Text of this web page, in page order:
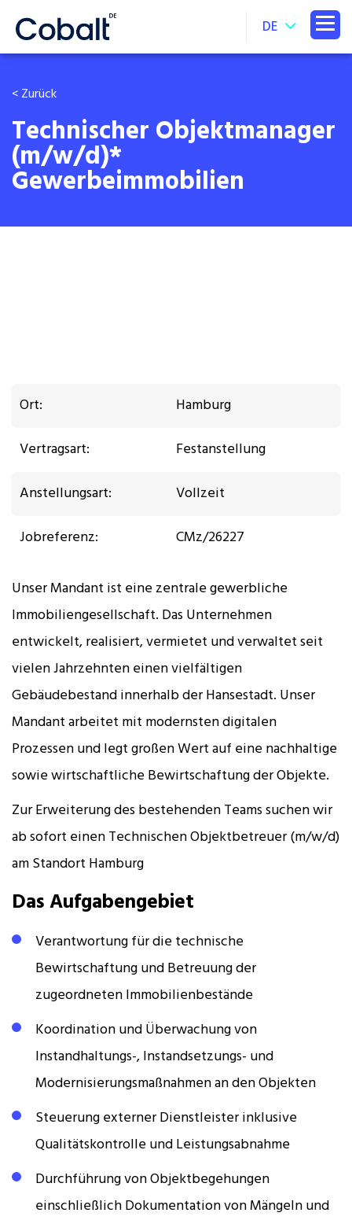
DE
< Zurück
Technischer Objektmanager
(m/w/d)*
Gewerbeimmobilien
Ort:
Hamburg
Vertragsart:
Festanstellung
Anstellungsart:
Vollzeit
Jobreferenz:
CMz/26227
Unser Mandant ist eine zentrale gewerbliche
Immobiliengesellschaft. Das Unternehmen
entwickelt, realisiert, vermietet und verwaltet seit
vielen Jahrzehnten einen vielfältigen
Gebäudebestand innerhalb der Hansestadt. Unser
Mandant arbeitet mit modernsten digitalen
Prozessen und legt großen Wert auf eine nachhaltige
sowie wirtschaftliche Bewirtschaftung der Objekte.
Zur Erweiterung des bestehenden Teams suchen wir
ab sofort einen Technischen Objektbetreuer (m/w/d)
am Standort Hamburg
Das Aufgabengebiet
Verantwortung für die technische
Bewirtschaftung und Betreuung der
zugeordneten Immobilienbestände
Koordination und Überwachung von
Instandhaltungs-, Instandsetzungs- und
Modernisierungsmaßnahmen an den Objekten
Steuerung externer Dienstleister inklusive
Qualitätskontrolle und Leistungsabnahme
Durchführung von Objektbegehungen
einschließlich Dokumentation von Mängeln und